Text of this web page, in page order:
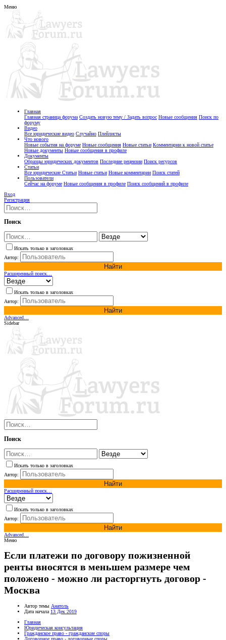
Меню
Главная
Главная страница форума Создать новую тему / Задать вопрос Новые сообщения Поиск по
форуму
Видео
Все юридические видео Случайно Плейлисты
Что нового
Новые события на форуме Новые сообщения Новые статьи Комментарии к новой статье
Новые документы Новые сообщения в профиле
Документы
Образцы юридических документов Последние рецензии Поиск ресурсов
Статьи
Все юридические Статьи Новые статьи Новые комментарии Поиск статей
Пользователи
Сейчас на форуме Новые сообщения в профиле Поиск сообщений в профиле
Вход
Регистрация
Поиск
Искать только в заголовках
Автор:
Найти
Расширенный поиск…
Искать только в заголовках
Автор:
Найти
Advanced…
Sidebar
Поиск
Искать только в заголовках
Автор:
Найти
Расширенный поиск…
Искать только в заголовках
Автор:
Найти
Advanced…
Меню
Если платежи по договору пожизненной
ренты вносятся в меньшем размере чем
положено - можно ли расторгнуть договор -
Москва
Автор темы Анатоль
Дата начала 13 Дек 2019
Главная
Юридическая консультация
Гражданское право - гражданские споры
Договорное право - договорные споры